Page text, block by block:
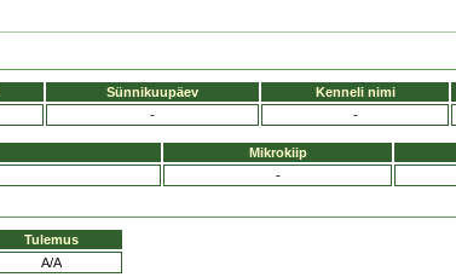
Sünnikuupäev Kenneli nimi
- -
Mikrokiip
-
Tulemus
A/A